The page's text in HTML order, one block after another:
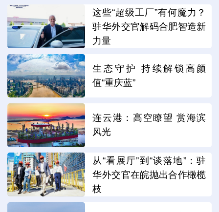
这些“超级工厂”有何魔力？
驻华外交官解码合肥智造新
力量
生态守护 持续解锁高颜
值“重庆蓝”
连云港：高空瞭望 赏海滨
风光
从“看展厅”到“谈落地”：驻
华外交官在皖抛出合作橄榄
枝